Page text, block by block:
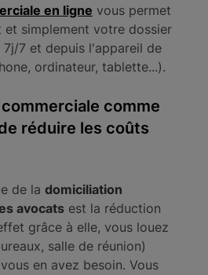
en ligne vous permet
et simplement votre dossier
7 et depuis l'appareil de
ordinateur, tablette...).
comme
réduire les coûts
de la domiciliation
avocats est la réduction
grâce à elle, vous louez
salle de réunion)
en avez besoin. Vous